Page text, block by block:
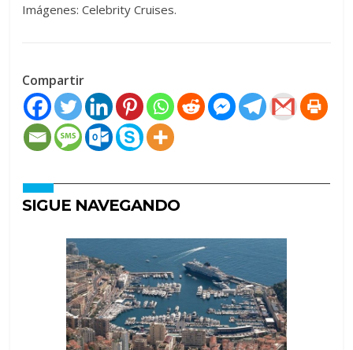
Imágenes: Celebrity Cruises.
Compartir
SIGUE NAVEGANDO